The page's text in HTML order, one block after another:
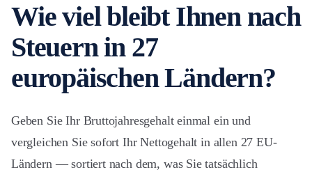
Wie viel bleibt Ihnen nach
Steuern in 27
europäischen Ländern?
Geben Sie Ihr Bruttojahresgehalt einmal ein und
vergleichen Sie sofort Ihr Nettogehalt in allen 27 EU-
Ländern — sortiert nach dem, was Sie tatsächlich